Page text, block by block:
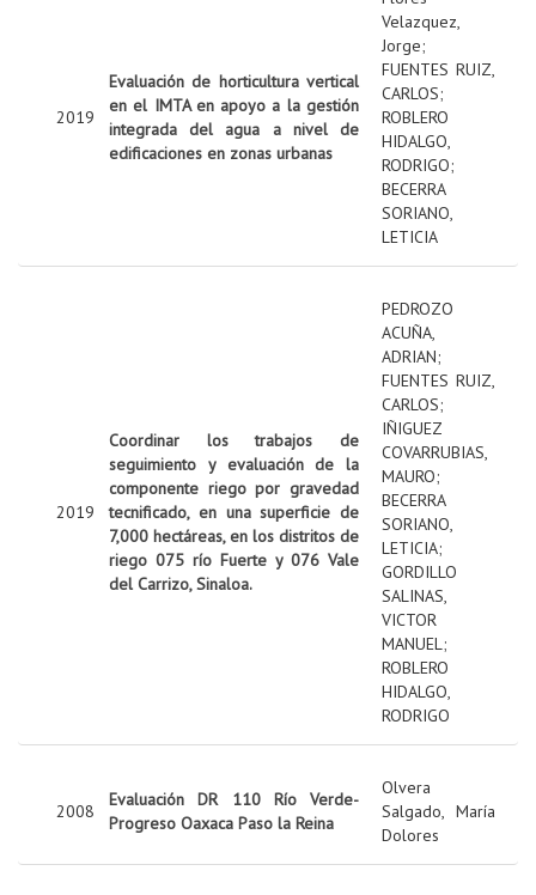
2019
Evaluación de horticultura vertical
en el IMTA en apoyo a la gestión
integrada del agua a nivel de
edificaciones en zonas urbanas
Velazquez,
Jorge;
FUENTES RUIZ,
CARLOS;
ROBLERO
HIDALGO,
RODRIGO;
BECERRA
SORIANO,
LETICIA
2019
Coordinar los trabajos de
seguimiento y evaluación de la
componente riego por gravedad
tecnificado, en una superficie de
7,000 hectáreas, en los distritos de
riego 075 río Fuerte y 076 Vale
del Carrizo, Sinaloa.
PEDROZO
ACUÑA,
ADRIAN;
FUENTES RUIZ,
CARLOS;
IÑIGUEZ
COVARRUBIAS,
MAURO;
BECERRA
SORIANO,
LETICIA;
GORDILLO
SALINAS,
VICTOR
MANUEL;
ROBLERO
HIDALGO,
RODRIGO
2008
Evaluación DR 110 Río Verde-
Progreso Oaxaca Paso la Reina
Olvera
Salgado, María
Dolores